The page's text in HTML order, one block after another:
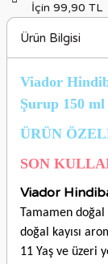
İçin 99,90 TL
Ürün Bilgisi
Viador
Şurup 150
ÜRÜN
SON
Viador
Tamamen
doğal kayısı
11 Yaş ve üzeri